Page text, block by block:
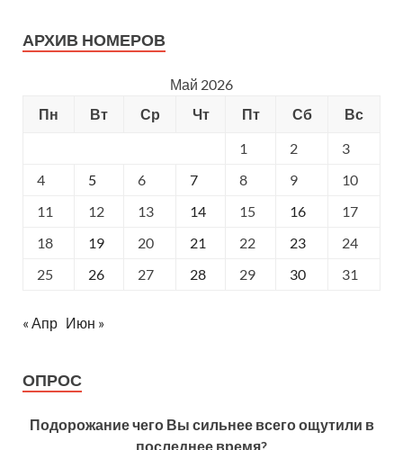
АРХИВ НОМЕРОВ
Май 2026
Пн
Вт Ср Чт Пт Сб
Вс
1
2
3
4
5 6 7 8 9
10
11
12 13 14 15 16
17
18
19 20 21 22 23
24
25
26 27 28 29 30 31
« Апр Июн »
ОПРОС
Подорожание чего Вы сильнее всего ощутили в
последнее время?